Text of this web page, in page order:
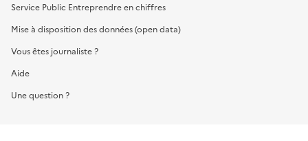
Service Public Entreprendre en chiffres
Mise à disposition des données (open data)
Vous êtes journaliste ?
Aide
Une question ?